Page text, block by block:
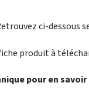
ci-dessous
produit à
pour en savoir